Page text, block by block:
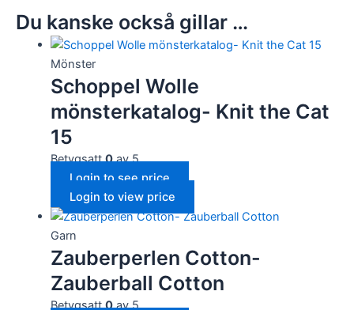
Du kanske också gillar …
Mönster
Schoppel Wolle
mönsterkatalog- Knit the Cat
15
Betygsatt0av 5
Login to see price
Login to view price
Garn
Zauberperlen Cotton-
Zauberball Cotton
Betygsatt0av 5